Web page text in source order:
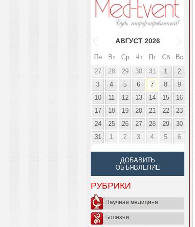
АВГУСТ 2026
Пн Вт Ср Чт Пт Сб
Вс
27
28 29 30 31 1
2
3
4 5 6 7 8
9
10
11 12 13 14 15
16
17
18 19 20 21 22
23
24
25 26 27 28 29
30
31
1 2 3 4 5 6
ДОБАВИТЬ
ОБЪЯВЛЕНИЕ
РУБРИКИ
Научная медицина
Болезни